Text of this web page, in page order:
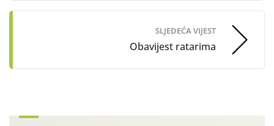
SLJEDEĆA VIJEST
Obavijest ratarima